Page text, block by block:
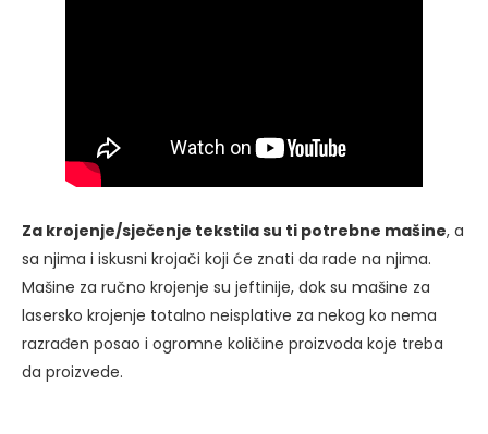
Za krojenje/sječenje tekstila su ti potrebne mašine, a
sa njima i iskusni krojači koji će znati da rade na njima.
Mašine za ručno krojenje su jeftinije, dok su mašine za
lasersko krojenje totalno neisplative za nekog ko nema
razrađen posao i ogromne količine proizvoda koje treba
da proizvede.